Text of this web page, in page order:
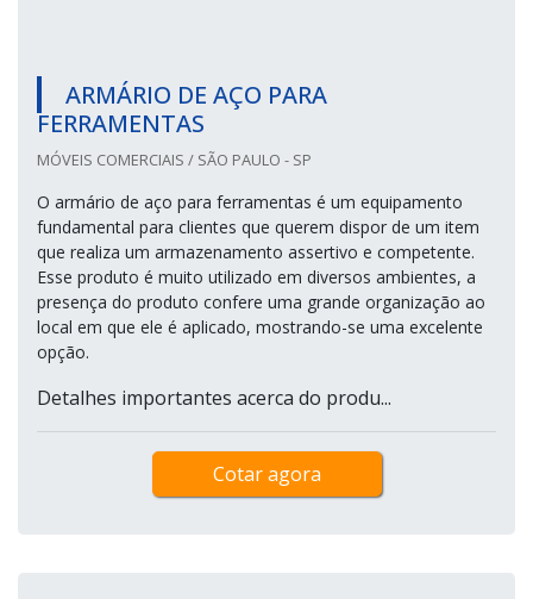
ARMÁRIO DE AÇO PARA
FERRAMENTAS
MÓVEIS COMERCIAIS / SÃO PAULO - SP
O armário de aço para ferramentas é um equipamento
fundamental para clientes que querem dispor de um item
que realiza um armazenamento assertivo e competente.
Esse produto é muito utilizado em diversos ambientes, a
presença do produto confere uma grande organização ao
local em que ele é aplicado, mostrando-se uma excelente
opção.
Detalhes importantes acerca do produ...
Cotar agora